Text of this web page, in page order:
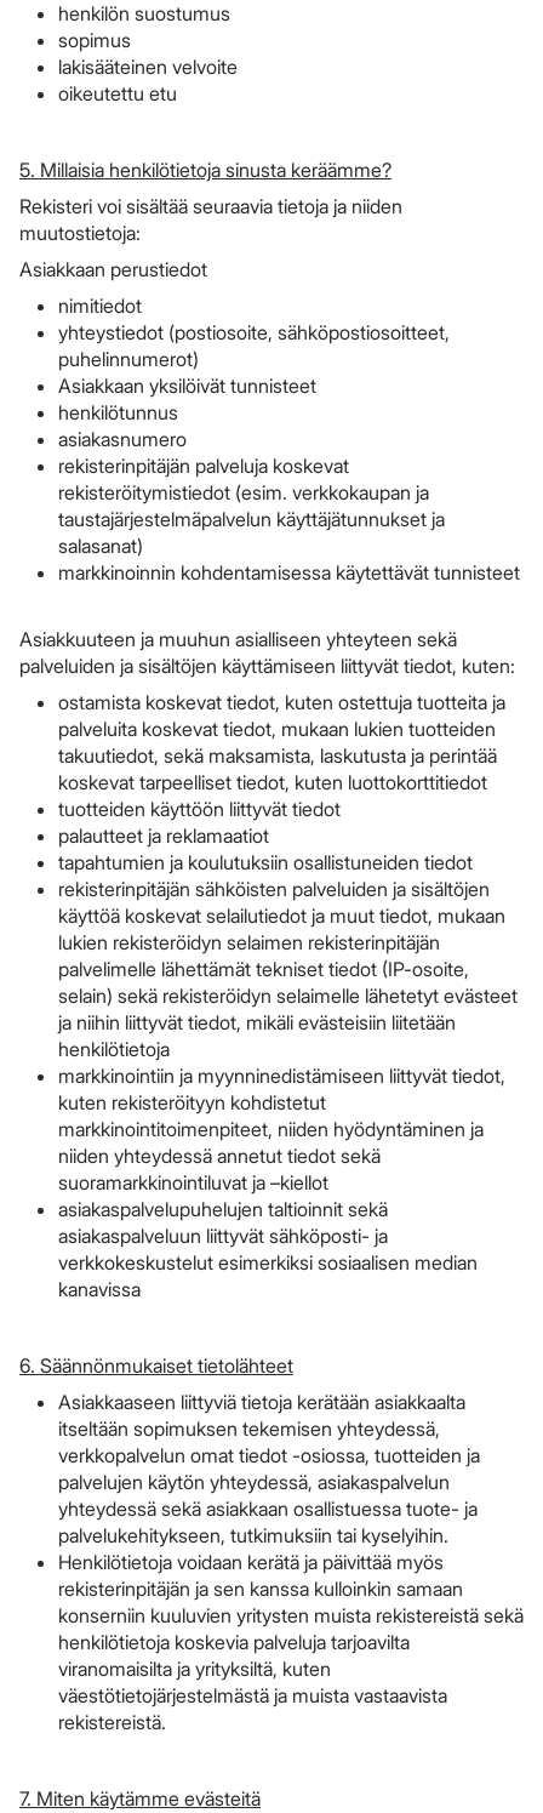
henkilön suostumus
sopimus
lakisääteinen velvoite
oikeutettu etu
5. Millaisia henkilötietoja sinusta keräämme?
Rekisteri voi sisältää seuraavia tietoja ja niiden
muutostietoja:
Asiakkaan perustiedot
nimitiedot
yhteystiedot (postiosoite, sähköpostiosoitteet,
puhelinnumerot)
Asiakkaan yksilöivät tunnisteet
henkilötunnus
asiakasnumero
rekisterinpitäjän palveluja koskevat
rekisteröitymistiedot (esim. verkkokaupan ja
taustajärjestelmäpalvelun käyttäjätunnukset ja
salasanat)
markkinoinnin kohdentamisessa käytettävät tunnisteet
Asiakkuuteen ja muuhun asialliseen yhteyteen sekä
palveluiden ja sisältöjen käyttämiseen liittyvät tiedot, kuten:
ostamista koskevat tiedot, kuten ostettuja tuotteita ja
palveluita koskevat tiedot, mukaan lukien tuotteiden
takuutiedot, sekä maksamista, laskutusta ja perintää
koskevat tarpeelliset tiedot, kuten luottokorttitiedot
tuotteiden käyttöön liittyvät tiedot
palautteet ja reklamaatiot
tapahtumien ja koulutuksiin osallistuneiden tiedot
rekisterinpitäjän sähköisten palveluiden ja sisältöjen
käyttöä koskevat selailutiedot ja muut tiedot, mukaan
lukien rekisteröidyn selaimen rekisterinpitäjän
palvelimelle lähettämät tekniset tiedot (IP-osoite,
selain) sekä rekisteröidyn selaimelle lähetetyt evästeet
ja niihin liittyvät tiedot, mikäli evästeisiin liitetään
henkilötietoja
markkinointiin ja myynninedistämiseen liittyvät tiedot,
kuten rekisteröityyn kohdistetut
markkinointitoimenpiteet, niiden hyödyntäminen ja
niiden yhteydessä annetut tiedot sekä
suoramarkkinointiluvat ja –kiellot
asiakaspalvelupuhelujen taltioinnit sekä
asiakaspalveluun liittyvät sähköposti- ja
verkkokeskustelut esimerkiksi sosiaalisen median
kanavissa
6. Säännönmukaiset tietolähteet
Asiakkaaseen liittyviä tietoja kerätään asiakkaalta
itseltään sopimuksen tekemisen yhteydessä,
verkkopalvelun omat tiedot -osiossa, tuotteiden ja
palvelujen käytön yhteydessä, asiakaspalvelun
yhteydessä sekä asiakkaan osallistuessa tuote- ja
palvelukehitykseen, tutkimuksiin tai kyselyihin.
Henkilötietoja voidaan kerätä ja päivittää myös
rekisterinpitäjän ja sen kanssa kulloinkin samaan
konserniin kuuluvien yritysten muista rekistereistä sekä
henkilötietoja koskevia palveluja tarjoavilta
viranomaisilta ja yrityksiltä, kuten
väestötietojärjestelmästä ja muista vastaavista
rekistereistä.
7. Miten käytämme evästeitä